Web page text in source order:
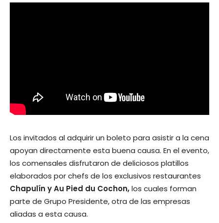
Los invitados al adquirir un boleto para asistir a la cena
apoyan directamente esta buena causa. En el evento,
los comensales disfrutaron de deliciosos platillos
elaborados por chefs de los exclusivos restaurantes
Chapulín y Au Pied du Cochon,los cuales forman
parte de Grupo Presidente, otra de las empresas
aliadas a esta causa.